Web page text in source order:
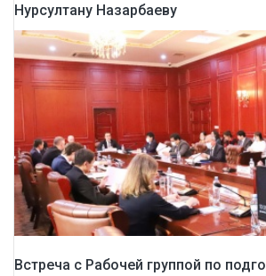
Нурсултану Назарбаеву
Встреча с Рабочей группой по